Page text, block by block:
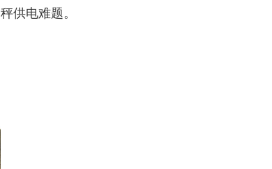
秤供电难题。